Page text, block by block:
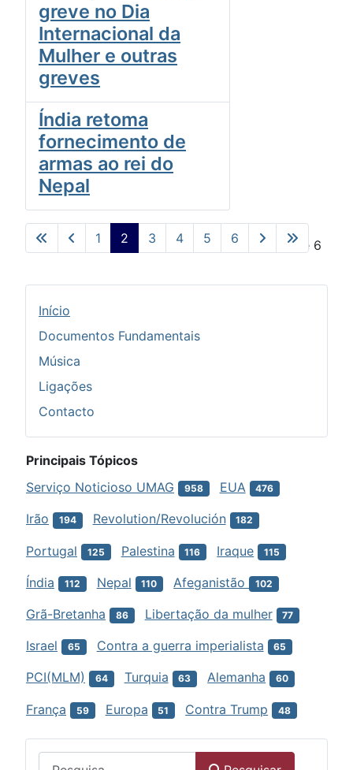
greve no Dia
Internacional da
Mulher e outras
greves
Índia retoma
fornecimento de
armas ao rei do
Nepal
Pág. 2 de 6
1 2 3 4 5 6
Início
Documentos Fundamentais
Música
Ligações
Contacto
Principais Tópicos
Serviço Noticioso UMAG
958 EUA 476
Irão 194 Revolution/Revolución 182
Portugal 125 Palestina 116 Iraque 115
Índia 112 Nepal 110 Afeganistão 102
Grã-Bretanha 86 Libertação da mulher 77
Israel 65 Contra a guerra imperialista 65
PCI(MLM) 64 Turquia 63 Alemanha 60
França 59 Europa 51 Contra Trump 48